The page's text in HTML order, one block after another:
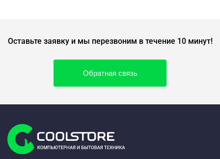
Оставьте заявку и мы перезвоним в течение 10 минут!
Обратная связь